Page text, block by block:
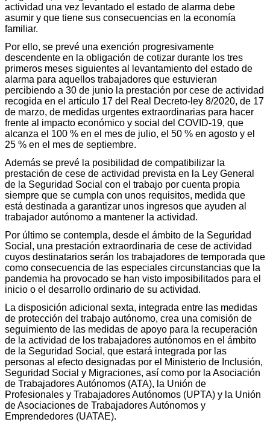
actividad una vez levantado el estado de alarma debe
asumir y que tiene sus consecuencias en la economía
familiar.
Por ello, se prevé una exención progresivamente
descendente en la obligación de cotizar durante los tres
primeros meses siguientes al levantamiento del estado de
alarma para aquellos trabajadores que estuvieran
percibiendo a 30 de junio la prestación por cese de actividad
recogida en el artículo 17 del Real Decreto-ley 8/2020, de 17
de marzo, de medidas urgentes extraordinarias para hacer
frente al impacto económico y social del COVID-19, que
alcanza el 100 % en el mes de julio, el 50 % en agosto y el
25 % en el mes de septiembre.
Además se prevé la posibilidad de compatibilizar la
prestación de cese de actividad prevista en la Ley General
de la Seguridad Social con el trabajo por cuenta propia
siempre que se cumpla con unos requisitos, medida que
está destinada a garantizar unos ingresos que ayuden al
trabajador autónomo a mantener la actividad.
Por último se contempla, desde el ámbito de la Seguridad
Social, una prestación extraordinaria de cese de actividad
cuyos destinatarios serán los trabajadores de temporada que
como consecuencia de las especiales circunstancias que la
pandemia ha provocado se han visto imposibilitados para el
inicio o el desarrollo ordinario de su actividad.
La disposición adicional sexta, integrada entre las medidas
de protección del trabajo autónomo, crea una comisión de
seguimiento de las medidas de apoyo para la recuperación
de la actividad de los trabajadores autónomos en el ámbito
de la Seguridad Social, que estará integrada por las
personas al efecto designadas por el Ministerio de Inclusión,
Seguridad Social y Migraciones, así como por la Asociación
de Trabajadores Autónomos (ATA), la Unión de
Profesionales y Trabajadores Autónomos (UPTA) y la Unión
de Asociaciones de Trabajadores Autónomos y
Emprendedores (UATAE).